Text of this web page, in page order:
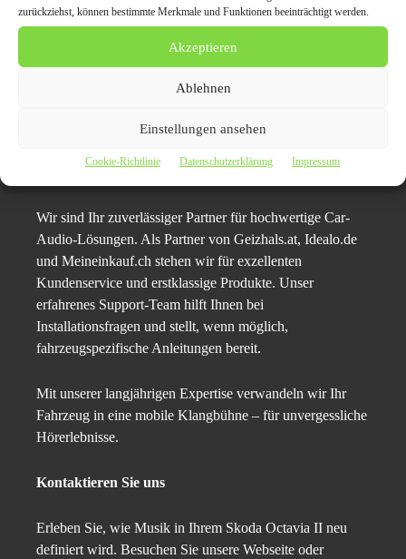
zurückziehst, können bestimmte Merkmale und Funktionen beeinträchtigt werden.
Akzeptieren
Ablehnen
Einstellungen ansehen
Cookie-Richtlinie Datenschutzerklärung Impressum
passenden
, um Ihr neues Radio perfekt in den
Skoda Octavia II zu integrieren.
professionellenEinbau Ihres neuen Autoradios
Über uns
Wir sind Ihr zuverlässiger Partner für hochwertige Car-
Audio-Lösungen. Als Partner von Geizhals.at, Idealo.de
und Meineinkauf.ch stehen wir für exzellenten
Kundenservice und erstklassige Produkte. Unser
erfahrenes Support-Team hilft Ihnen bei
Installationsfragen und stellt, wenn möglich,
fahrzeugspezifische Anleitungen bereit.
Mit unserer langjährigen Expertise verwandeln wir Ihr
Fahrzeug in eine mobile Klangbühne – für unvergessliche
Hörerlebnisse.
Kontaktieren Sie uns
Erleben Sie, wie Musik in Ihrem Skoda Octavia II neu
definiert wird. Besuchen Sie unsere Webseite oder